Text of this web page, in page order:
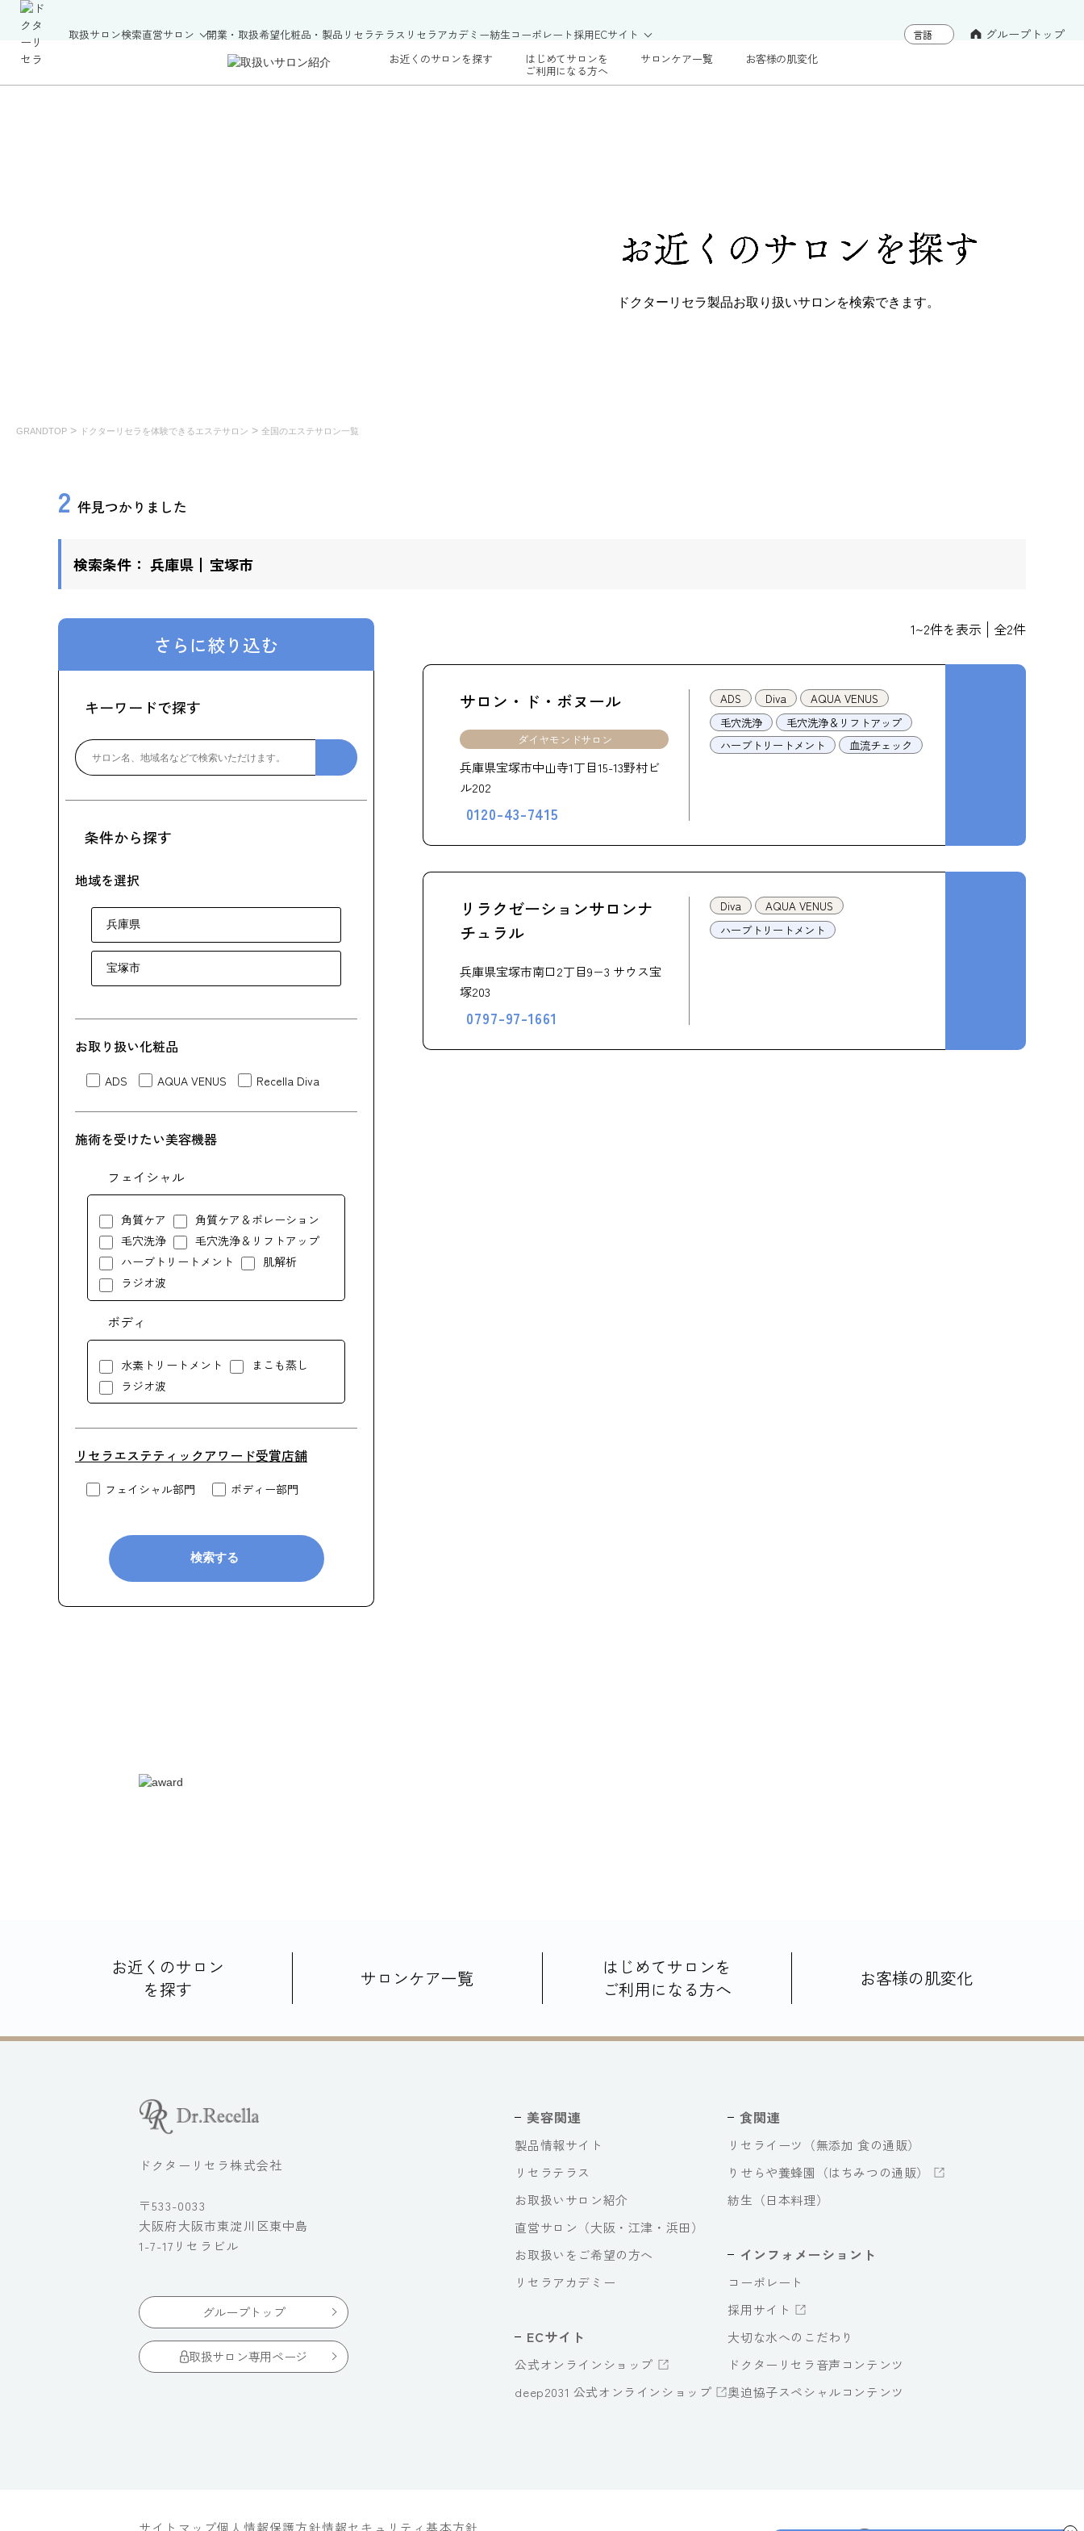
取扱サロン検索直営サロン 開業・取扱希望化粧品・製品 リセラテラス リセラアカデミー紡生コーポレート採用ECサイト グループトップ
お近くのサロンを探す はじめてサロンを
ご利用になる方へ
サロンケア一覧 お客様の肌変化
お近くの サロンを探す
ドクターリセラ製品お取り扱いサロンを検索できます。
GRANDTOP > ドクターリセラを体験できるエステサロン > 全国のエステサロン一覧
2 件見つかりました
検索条件： 兵庫県 宝塚市
さらに絞り込む
キーワードで探す
条件から探す
地域を選択
お取り扱い化粧品
ADS AQUA VENUS Recella Diva
施術を受けたい美容機器
フェイシャル
角質ケア
角質ケア＆ポレーション
毛穴洗浄
毛穴洗浄＆リフトアップ
ハーブトリートメント
肌解析
ラジオ波
ボディ
水素トリートメント
まこも蒸し
ラジオ波
リセラエステティックアワード受賞店舗
フェイシャル部門 ボディー部門
検索する
1~2件を表示 全2件
サロン・ド・ボヌール
ダイヤモンドサロン
兵庫県宝塚市中山寺1丁目15-13野村ビ
ル202
0120-43-7415
ADS Diva
AQUA VENUS
毛穴洗浄
毛穴洗浄＆リフトアップ
ハーブトリートメント
血流チェック
リラクゼーションサロンナ
チュラル
兵庫県宝塚市南口2丁目9−3 サウス宝
塚203
0797-97-1661
Diva
AQUA VENUS
ハーブトリートメント
お近くのサロン
を探す
サロンケア一覧
はじめてサロンを
ご利用になる方へ
お客様の肌変化
ドクターリセラ株式会社
〒533-0033
大阪府大阪市東淀川区東中島
1-7-17リセラビル
グループトップ
取扱サロン専用ページ
美容関連
製品情報サイト
リセラテラス
お取扱いサロン紹介
直営サロン（大阪・江津・浜田）
お取扱いをご希望の方へ
リセラアカデミー
ECサイト
公式オンラインショップ
deep2031 公式オンラインショップ
食関連
リセライーツ（無添加 食の通販）
りせらや養蜂園（はちみつの通販）
紡生（日本料理）
インフォメーショント
コーポレート
採用サイト
大切な水へのこだわり
ドクターリセラ音声コンテンツ
奥迫協子スペシャルコンテンツ
サイトマップ個人情報保護方針情報セキュリティ基本方針